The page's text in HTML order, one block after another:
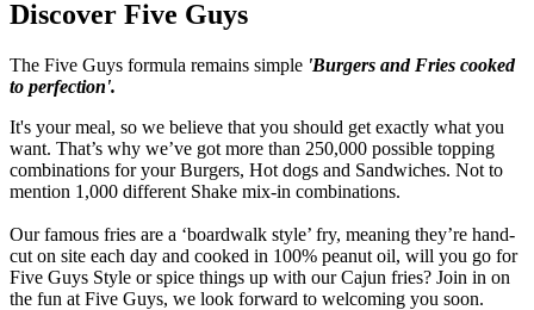
Discover Five Guys
The Five Guys formula remains simple 'Burgers and Fries cooked
to perfection'.
It's your meal, so we believe that you should get exactly what you
want. That’s why we’ve got more than 250,000 possible topping
combinations for your Burgers, Hot dogs and Sandwiches. Not to
mention 1,000 different Shake mix-in combinations.
Our famous fries are a ‘boardwalk style’ fry, meaning they’re hand-
cut on site each day and cooked in 100% peanut oil, will you go for
Five Guys Style or spice things up with our Cajun fries? Join in on
the fun at Five Guys, we look forward to welcoming you soon.